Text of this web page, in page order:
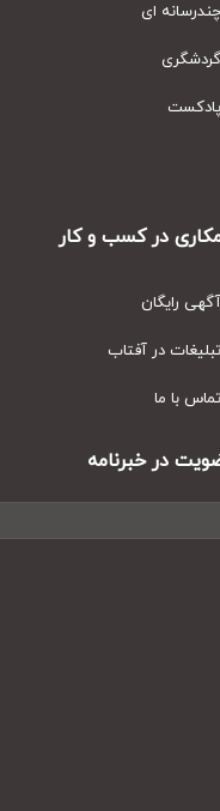
ای
در کسب و کار
رایگان
در آفتاب
با ما
در خبرنامه